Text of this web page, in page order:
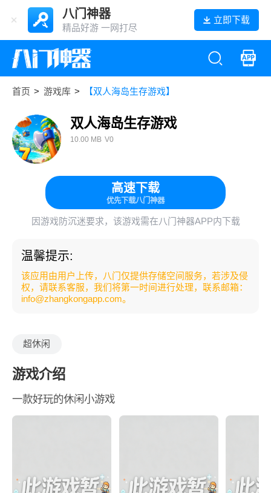
八门神器
精品好游 一网打尽
立即下载
首页 > 游戏库 > 【双人海岛生存游戏】
双人海岛生存游戏
10.00 MB V0
高速下载
优先下载八门神器
因游戏防沉迷要求，该游戏需在八门神器APP内下载
温馨提示:
该应用由用户上传，八门仅提供存储空间服务，若涉及侵
权，请联系客服，我们将第一时间进行处理，联系邮箱：
info@zhangkongapp.com。
超休闲
游戏介绍
一款好玩的休闲小游戏